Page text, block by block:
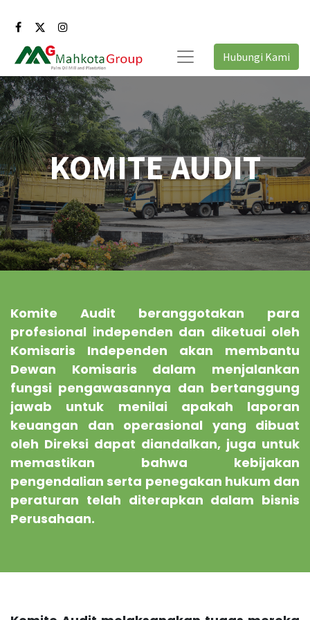
Hubungi Kami
KOMITE AUDIT
Komite Audit beranggotakan para
profesional independen dan diketuai oleh
Komisaris Independen akan membantu
Dewan Komisaris dalam menjalankan
fungsi pengawasannya dan bertanggung
jawab untuk menilai apakah laporan
keuangan dan operasional yang dibuat
oleh Direksi dapat diandalkan, juga untuk
memastikan bahwa kebijakan
pengendalian serta penegakan hukum dan
peraturan telah diterapkan dalam bisnis
Perusahaan.